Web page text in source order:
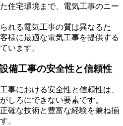
住宅環境まで、電気工事のニー
れる電気工事の質は異なるた
様に最適な電気工事を提供する
います。
備工事の安全性と信頼性
事における安全性と信頼性は、
しろにできない要素です。
確な技術と豊富な経験を兼ね揃
。